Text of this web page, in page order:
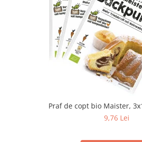
Praf de copt bio Maister,
9,76 Lei